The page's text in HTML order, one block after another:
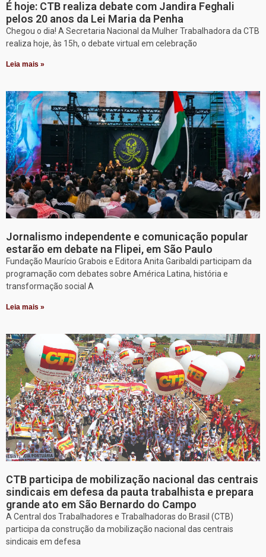
É hoje: CTB realiza debate com Jandira Feghali
pelos 20 anos da Lei Maria da Penha
Chegou o dia! A Secretaria Nacional da Mulher Trabalhadora da CTB
realiza hoje, às 15h, o debate virtual em celebração
Leia mais »
Jornalismo independente e comunicação popular
estarão em debate na Flipei, em São Paulo
Fundação Maurício Grabois e Editora Anita Garibaldi participam da
programação com debates sobre América Latina, história e
transformação social A
Leia mais »
CTB participa de mobilização nacional das centrais
sindicais em defesa da pauta trabalhista e prepara
grande ato em São Bernardo do Campo
A Central dos Trabalhadores e Trabalhadoras do Brasil (CTB)
participa da construção da mobilização nacional das centrais
sindicais em defesa